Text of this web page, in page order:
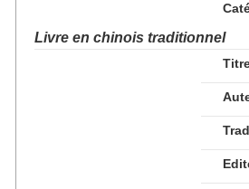
Livre en chinois traditionnel